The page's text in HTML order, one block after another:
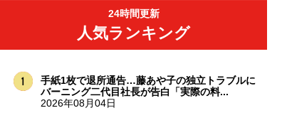
24時間更新
人気ランキング
手紙1枚で退所通告…藤あや子の独立トラブルに
バーニング二代目社長が告白「実際の料...
2026年08月04日